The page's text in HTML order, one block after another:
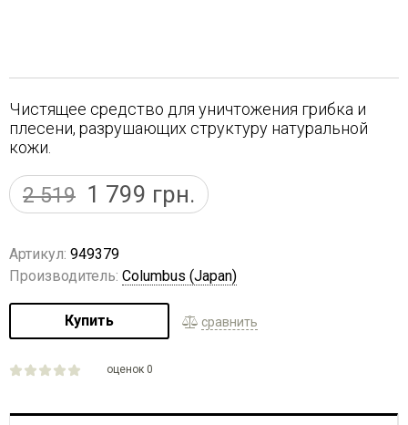
Чистящее средство для уничтожения грибка и
плесени, разрушающих структуру натуральной
кожи.
2 519 1 799 грн.
Артикул: 949379
Производитель: Columbus (Japan)
Купить сравнить
оценок 0